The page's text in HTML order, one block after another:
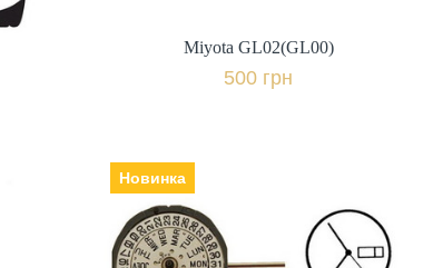
Miyota GL02(GL00)
500 грн
Новинка
Miyota 1L02